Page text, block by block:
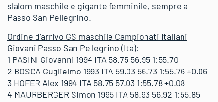
slalom maschile e gigante femminile, sempre a
Passo San Pellegrino.
Ordine d’arrivo GS maschile Campionati Italiani
Giovani Passo San Pellegrino (Ita):
1 PASINI Giovanni 1994 ITA 58.75 56.95 1:55.70
2 BOSCA Guglielmo 1993 ITA 59.03 56.73 1:55.76 +0.06
3 HOFER Alex 1994 ITA 58.75 57.03 1:55.78 +0.08
4 MAURBERGER Simon 1995 ITA 58.93 56.92 1:55.85